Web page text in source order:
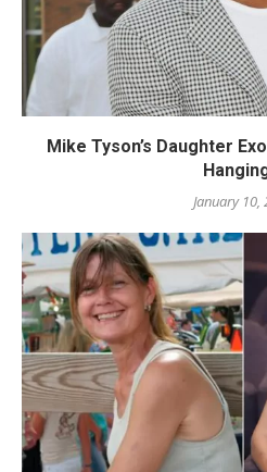
Mike Tyson’s Daughter
January 10,